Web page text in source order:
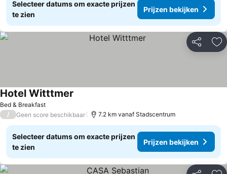
Selecteer datums om exacte prijzen
te zien
Prijzen bekijken
Delen
Bed & Breakfast
Hotel Witttmer
/ Geen score beschikbaar 7.2 km vanaf Stadscentrum
Selecteer datums om exacte prijzen
te zien
Prijzen bekijken